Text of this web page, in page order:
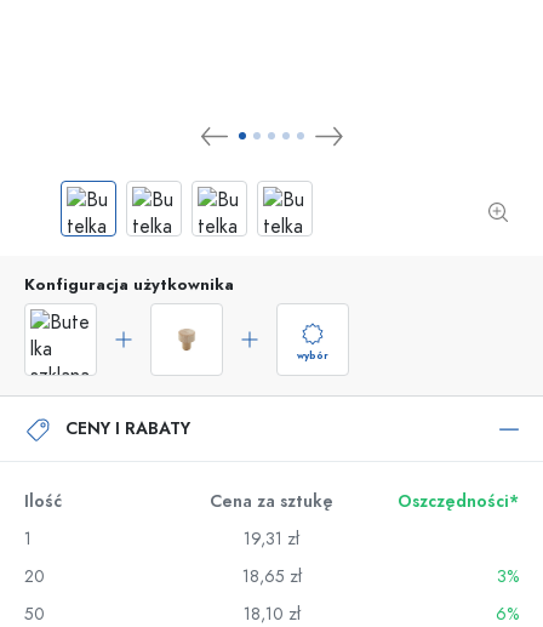
Konfiguracja użytkownika
wybór
CENY I RABATY
Ilość Cena za sztukę
Oszczędności*
1
19,31 zł
20
18,65 zł
3%
50
18,10 zł
6%